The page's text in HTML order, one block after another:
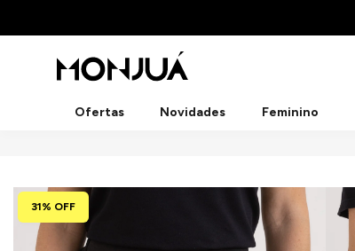
Ofertas Novidades Feminino
31% OFF